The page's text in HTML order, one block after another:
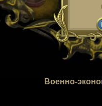
Военно-